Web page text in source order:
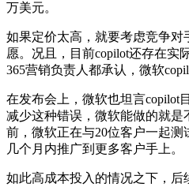
万美元。
如果定价太高，就要考虑竞争
愿。况且，目前copilot还存在实
365营销负责人都承认，微软
在发布会上，微软也坦言copilot
减少这种错误，微软能做的就是
前，微软正在与20位客户一起测
几个月内推广到更多客户手上。
如此高成本投入的情况之下，